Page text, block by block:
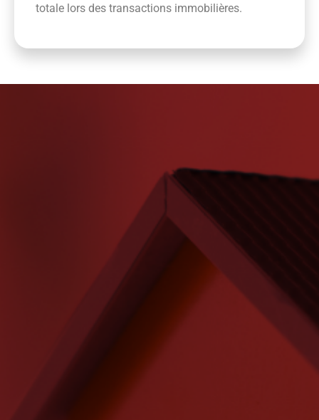
totale lors des transactions immobilières.